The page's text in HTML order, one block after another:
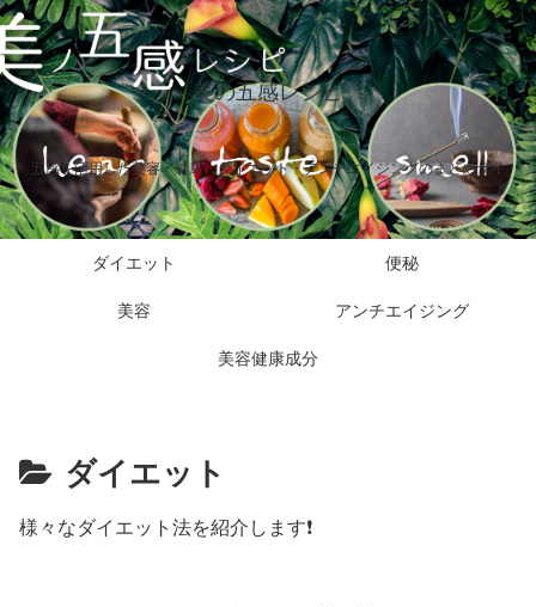
美の五感レシピ
五感を活用した美容・健康・ダイエット・アンチエイジングのまとめサイ
ダイエット 便秘
美容 アンチエイジング
美容健康成分
ダイエット
様々なダイエット法を紹介します❗️